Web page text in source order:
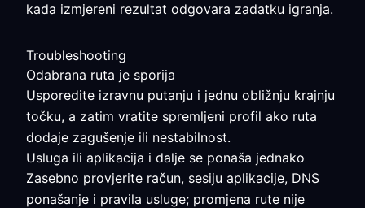
kada izmjereni rezultat odgovara zadatku igranja.
Troubleshooting
Odabrana ruta je sporija
Usporedite izravnu putanju i jednu obližnju krajnju
točku, a zatim vratite spremljeni profil ako ruta
dodaje zagušenje ili nestabilnost.
Usluga ili aplikacija i dalje se ponaša jednako
Zasebno provjerite račun, sesiju aplikacije, DNS
ponašanje i pravila usluge; promjena rute nije